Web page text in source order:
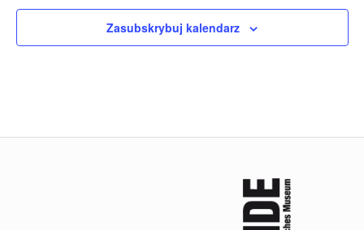
Zasubskrybuj kalendarz